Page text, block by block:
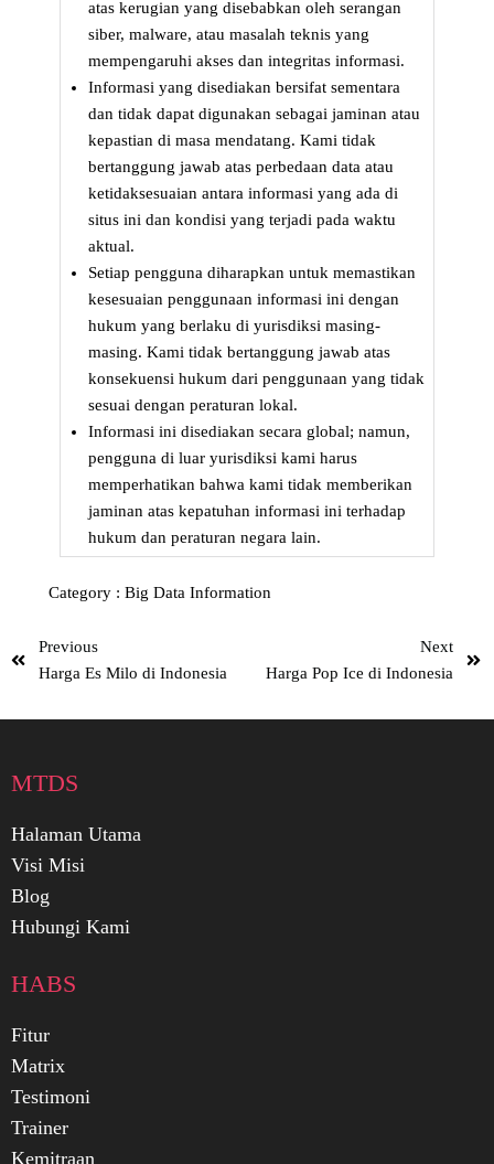
atas kerugian yang disebabkan oleh serangan
siber, malware, atau masalah teknis yang
mempengaruhi akses dan integritas informasi.
Informasi yang disediakan bersifat sementara
dan tidak dapat digunakan sebagai jaminan atau
kepastian di masa mendatang. Kami tidak
bertanggung jawab atas perbedaan data atau
ketidaksesuaian antara informasi yang ada di
situs ini dan kondisi yang terjadi pada waktu
aktual.
Setiap pengguna diharapkan untuk memastikan
kesesuaian penggunaan informasi ini dengan
hukum yang berlaku di yurisdiksi masing-
masing. Kami tidak bertanggung jawab atas
konsekuensi hukum dari penggunaan yang tidak
sesuai dengan peraturan lokal.
Informasi ini disediakan secara global; namun,
pengguna di luar yurisdiksi kami harus
memperhatikan bahwa kami tidak memberikan
jaminan atas kepatuhan informasi ini terhadap
hukum dan peraturan negara lain.
Category : Big Data Information
Previous
Harga Es Milo di Indonesia
Next
Harga Pop Ice di Indonesia
MTDS
Halaman Utama
Visi Misi
Blog
Hubungi Kami
HABS
Fitur
Matrix
Testimoni
Trainer
Kemitraan